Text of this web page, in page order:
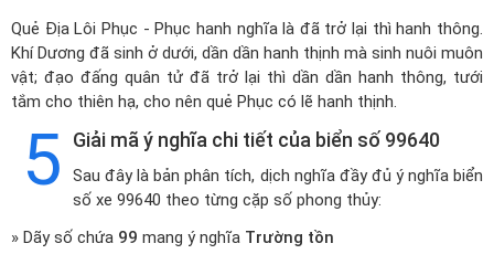
Quẻ Địa Lôi Phục - Phục hanh nghĩa là đã trở lại thì hanh thông.
Khí Dương đã sinh ở dưới, dần dần hanh thịnh mà sinh nuôi muôn
vật; đạo đấng quân tử đã trở lại thì dần dần hanh thông, tưới
tắm cho thiên hạ, cho nên quẻ Phục có lẽ hanh thịnh.
5 Giải mã ý nghĩa chi tiết của biển số 99640
Sau đây là bản phân tích, dịch nghĩa đầy đủ ý nghĩa biển
số xe 99640 theo từng cặp số phong thủy:
» Dãy số chứa 99 mang ý nghĩa Trường tồn